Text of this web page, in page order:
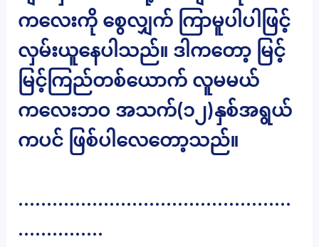
ကလေးကို စွေလျှက် ကြာမူပါပါဖြင့်
လှမ်းယူနေပါသည်။ ဒါကတော့ မြင့်
မြင့်ကြည်တစ်ယောက် လူမမယ်
ကလေးဘဝ အသက်(၁၂)နှစ်အရွယ်
ကပင် ဖြစ်ပါလေတော့သည်။
…………………………………………
……………